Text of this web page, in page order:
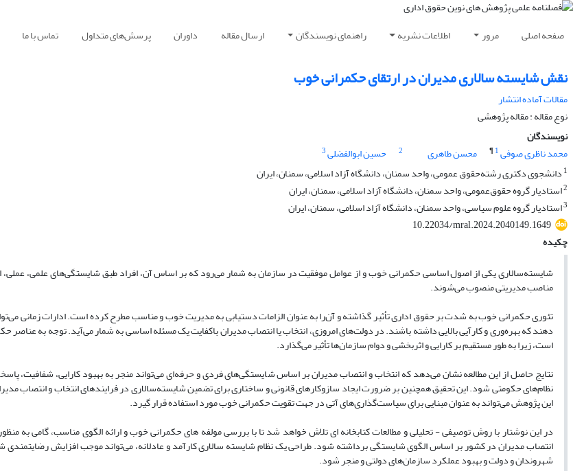
صفحه اصلی مرور اطلاعات نشریه راهنمای نویسندگان ارسال مقاله داوران پرسش‌های متداول تماس با ما
نقش شایسته سالاری مدیران در ارتقای حکمرانی خوب
مقالات آماده انتشار
نوع مقاله : مقاله پژوهشی
نویسندگان
محمد ناظری صوفی1
¶ محسن طاهری 2 حسین ابوالفضلی3
1 دانشجوی دکتری‌ رشته‌حقوق عمومی، واحد سمنان، دانشگاه آزاد اسلامی، سمنان، ایران
2استادیار گروه حقوق‌عمومی، واحد سمنان، دانشگاه آزاد اسلامی، سمنان، ایران
3استادیار گروه علوم سیاسی، واحد سمنان، دانشگاه آزاد اسلامی، سمنان، ایران
10.22034/mral.2024.2040149.1649
چکیده
شایسته‌سالاری یکی از اصول اساسی حکمرانی خوب و از عوامل موفقیت در سازمان به شمار می‌رود که بر اساس آن، افراد طبق شایستگی‌های علمی، عملی،
مناصب مدیریتی منصوب می‌شوند.
تئوری حکمرانی خوب به شدت بر حقوق اداری تأثیر گذاشته و آن‌را به عنوان الزامات دستیابی به مدیریت خوب و مناسب مطرح کرده است. ادارات زمانی
دهند که بهره‌وری و کارآیی بالایی داشته باشند. در دولت‌های امروزی، انتخاب یا انتصاب مدیران باکفایت یک مسئله اساسی به شمار می‌آید. توجه به عناصر
است، زیرا به طور مستقیم بر کارایی و اثربخشی و دوام سازمان‌ها تأثیر می‌گذارد.
نتایج حاصل از این مطالعه نشان می‌دهد که انتخاب و انتصاب مدیران بر اساس شایستگی‌های فردی و حرفه‌ای می‌تواند منجر به بهبود کارایی، شفافیت،
نظام‌های حکومتی شود. این تحقیق همچنین بر ضرورت ایجاد سازوکارهای قانونی و ساختاری برای تضمین شایسته‌سالاری در فرایندهای انتخاب و انتصاب
این پژوهش می‌تواند به عنوان مبنایی برای سیاست‌گذاری‌های آتی در جهت تقویت حکمرانی خوب مورد استفاده قرار گیرد.
در این نوشتار با روش توصیفی - تحلیلی و مطالعات کتابخانه ای تلاش خواهد شد تا با بررسی مولفه های حکمرانی خوب و ارائه الگوی مناسب، گامی به
انتصاب مدیران در کشور بر اساس الگوی شایستگی برداشته شود. طراحی یک نظام شایسته سالاری کارآمد و عادلانه، می‌تواند موجب افزایش رضایتمندی
شهروندان و دولت و بهبود عملکرد سازمان‌های دولتی و منجر شود.